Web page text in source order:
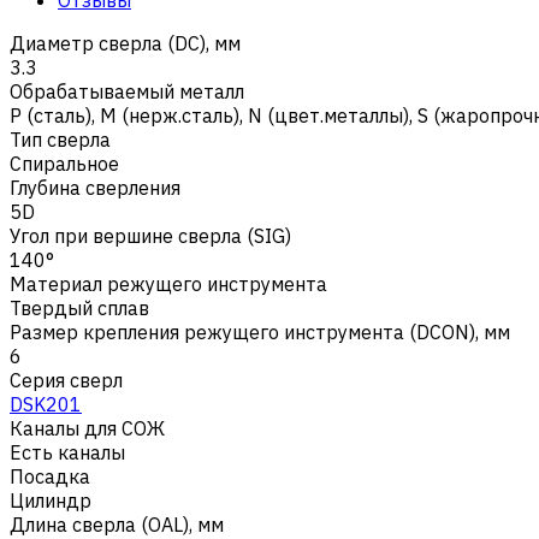
Диаметр сверла (DC), мм
3.3
Обрабатываемый металл
Р (сталь), M (нерж.сталь), N (цвет.металлы), S
Тип сверла
Спиральное
Глубина сверления
5D
Угол при вершине сверла (SIG)
140°
Материал режущего инструмента
Твердый сплав
Размер крепления режущего инструмента (DCON), мм
6
Серия сверл
DSK201
Каналы для СОЖ
Есть каналы
Посадка
Цилиндр
Длина сверла (OAL), мм